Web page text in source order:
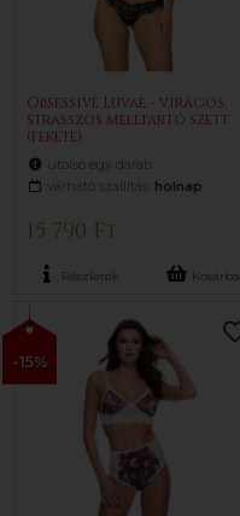
Obsessive Luvae - virágos,
strasszos melltartó szett
(fekete)
utolsó egy darab
várható szállítás: holnap
15 790 Ft
Részletek Kosárba
-15%